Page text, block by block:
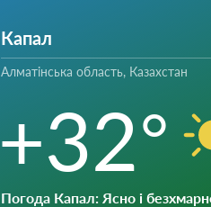
Капал
Алматінська область, Казахстан
+32°
Погода Капал: Ясно і